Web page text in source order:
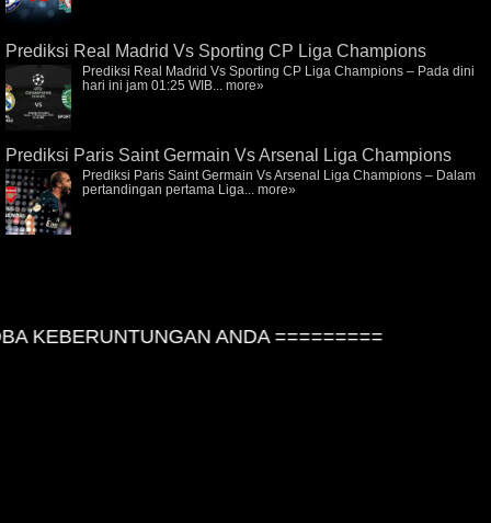
Prediksi Real Madrid Vs Sporting CP Liga Champions
Prediksi Real Madrid Vs Sporting CP Liga Champions – Pada dini
hari ini jam 01:25 WIB... more»
Prediksi Paris Saint Germain Vs Arsenal Liga Champions
Prediksi Paris Saint Germain Vs Arsenal Liga Champions – Dalam
pertandingan pertama Liga... more»
KEBERUNTUNGAN ANDA =========